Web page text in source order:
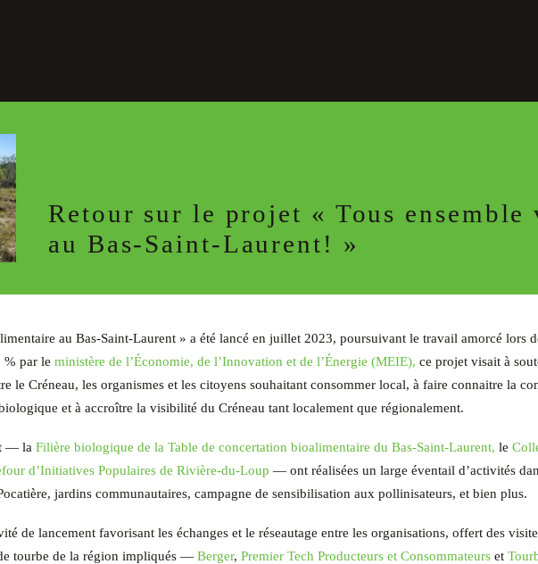
Retour sur le projet « Tous
au Bas-Saint-Laurent! »
au Bas-Saint-Laurent » a été lancé en juillet 2023, poursuivant le travail amorcé lors
% par le ministère de l’Économie, de l’Innovation et de l’Énergie (MEIE), ce projet visait à
le Créneau, les organismes et les citoyens souhaitant consommer local, à faire connaitre la
et à accroître la visibilité du Créneau tant localement que régionalement.
— la Filière biologique de la Table de concertation bioalimentaire du Bas-Saint-Laurent, le
d’Initiatives Populaires de Rivière-du-Loup — ont réalisées un large éventail d’activités
jardins communautaires, campagne de sensibilisation aux pollinisateurs, et bien plus.
de lancement favorisant les échanges et le réseautage entre les organisations, offert des
tourbe de la région impliqués — Berger, Premier Tech Producteurs et Consommateurs et